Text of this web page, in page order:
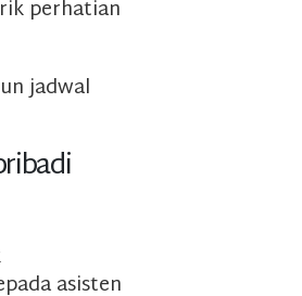
perhatian
jadwal
asisten